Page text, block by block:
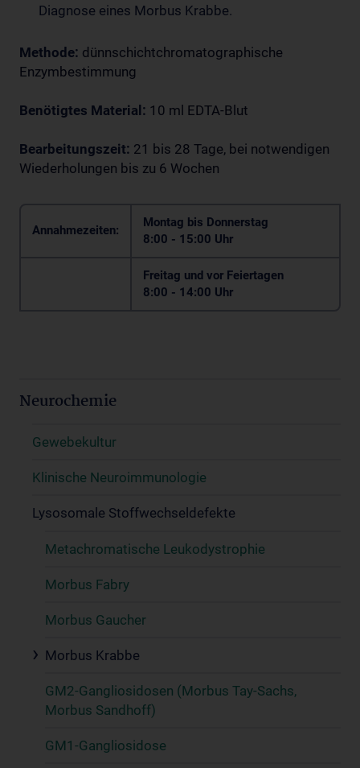
Diagnose eines Morbus Krabbe.
Methode: dünnschichtchromatographische
Enzymbestimmung
Benötigtes Material: 10 ml EDTA-Blut
Bearbeitungszeit: 21 bis 28 Tage, bei notwendigen
Wiederholungen bis zu 6 Wochen
Annahmezeiten:
Montag bis Donnerstag
8:00 - 15:00 Uhr
Freitag und vor Feiertagen
8:00 - 14:00 Uhr
Neurochemie
Gewebekultur
Klinische Neuroimmunologie
Lysosomale Stoffwechseldefekte
Metachromatische Leukodystrophie
Morbus Fabry
Morbus Gaucher
Morbus Krabbe
GM2-Gangliosidosen (Morbus Tay-Sachs,
Morbus Sandhoff)
GM1-Gangliosidose